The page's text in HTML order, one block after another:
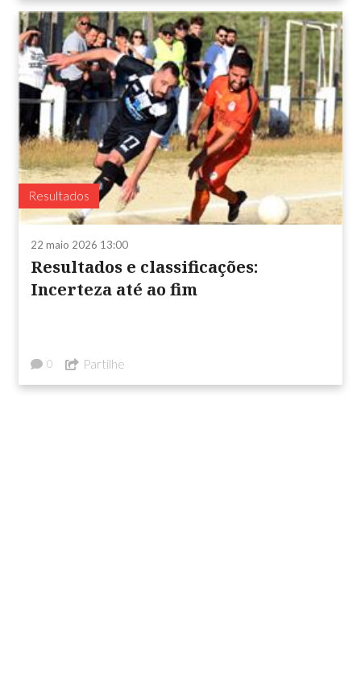
Resultados
22 maio 2026 13:00
Resultados e classificações:
Incerteza até ao fim
0 Partilhe